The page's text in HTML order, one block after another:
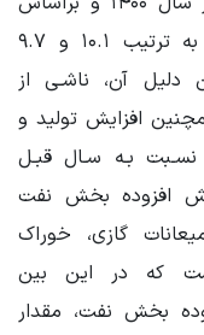
اعلام بانک مرکزی و مرکز آمار ایران به ترتیب ۱۰.۱ و ۹.۷
آن، ناشـی از
افزایش تولید و
بـه سـال قبـل
افزوده بخش نفت
گازی، خوراک
است که در این بین
بخش نفت، مقدار